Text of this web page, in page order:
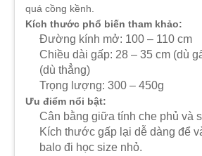
quá cồng kềnh.
Kích thước phổ biến tham khảo:
Đường kính mở: 100 – 110 cm
Chiều dài gấp: 28 – 35 cm (dù
(dù thẳng)
Trọng lượng: 300 – 450g
Ưu điểm nổi bật:
Cân bằng giữa tính che phủ và
Kích thước gấp lại dễ dàng để
balo đi học size nhỏ.